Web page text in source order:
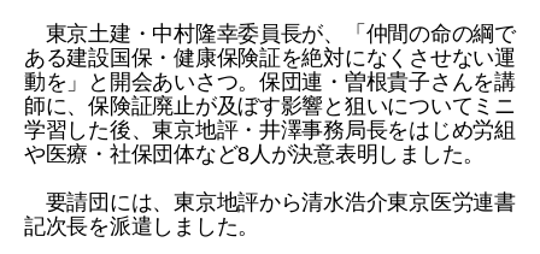
東京土建・中村隆幸委員長が、「仲間の命の綱で
ある建設国保・健康保険証を絶対になくさせない運
動を」と開会あいさつ。保団連・曽根貴子さんを講
師に、保険証廃止が及ぼす影響と狙いについてミニ
学習した後、東京地評・井澤事務局長をはじめ労組
や医療・社保団体など8人が決意表明しました。
要請団には、東京地評から清水浩介東京医労連書
記次長を派遣しました。